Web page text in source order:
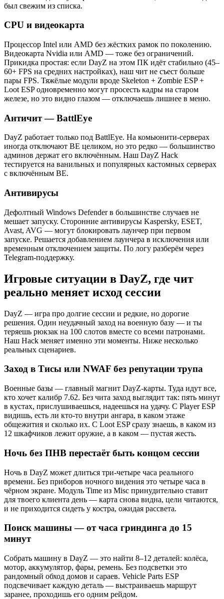
был свежим из списка.
CPU и видеокарта
Процессор Intel или AMD без жёстких рамок по поколению.
Видеокарта Nvidia или AMD — тоже без ограничений.
Прикидка простая: если DayZ на этом ПК идёт стабильно (45–
60+ FPS на средних настройках), наш чит не съест больше
пары FPS. Тяжёлые модули вроде Skeleton + Zombie ESP +
Loot ESP одновременно могут просесть кадры на старом
железе, но это видно глазом — отключаешь лишнее в меню.
Античит — BattlEye
DayZ работает только под BattlEye. На комьюнити-серверах
иногда отключают BE целиком, но это редко — большинство
админов держат его включённым. Наш DayZ Hack
тестируется на ванильных и популярных кастомных серверах
с включённым BE.
Антивирусы
Дефолтный Windows Defender в большинстве случаев не
мешает запуску. Сторонние антивирусы Kaspersky, ESET,
Avast, AVG — могут блокировать лаунчер при первом
запуске. Решается добавлением лаунчера в исключения или
временным отключением защиты. По логу разберём через
Telegram-поддержку.
Игровые ситуации в DayZ, где чит
реально меняет исход сессии
DayZ — игра про долгие сессии и редкие, но дорогие
решения. Один неудачный заход на военную базу — и ты
теряешь рюкзак на 100 слотов вместе со всеми патронами.
Наш Hack меняет именно эти моменты. Ниже несколько
реальных сценариев.
Заход в Тисы или NWAF без репутации трупа
Военные базы — главный магнит DayZ-карты. Туда идут все,
кто хочет калибр 7.62. Без чита заход выглядит так: пять минут
в кустах, прислушиваешься, надеешься на удачу. С Player ESP
видишь, есть ли кто-то внутри ангара, в каком этаже
общежития и сколько их. С Loot ESP сразу знаешь, в каком из
12 шкафчиков лежит оружие, а в каком — пустая жесть.
Ночь без ПНВ перестаёт быть концом сессии
Ночь в DayZ может длиться три-четыре часа реального
времени. Без приборов ночного видения это четыре часа в
чёрном экране. Модуль Time из Misc принудительно ставит
для твоего клиента день — карта снова видна, цели читаются,
и не приходится сидеть у костра, ожидая рассвета.
Поиск машины — от часа гриндинга до 15
минут
Собрать машину в DayZ — это найти 8–12 деталей: колёса,
мотор, аккумулятор, фары, ремень. Без подсветки это
рандомный обход домов и сараев. Vehicle Parts ESP
подсвечивает каждую деталь — выстраиваешь маршрут
заранее, проходишь его одним рейдом.